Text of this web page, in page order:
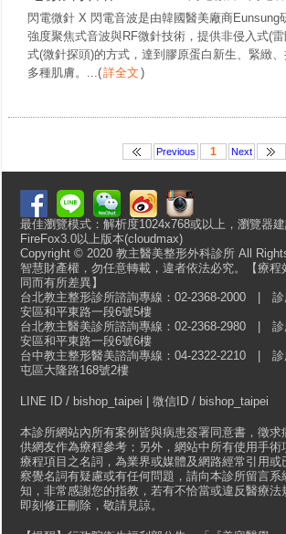
閃電微針 X 閃電音波是由韓國醫美廠商Eunsung
強度聚焦式音波與RF微針技術，提供非侵入式(
式(微針探頭)的方式，達到膠原蛋白新生、緊緻
多種肌膚。...(詳全文 )
Previous 1 Next
最佳瀏覽模式：解析度1024x768或以上，瀏覽器
FireFox3.0以上版本(cloudmax)
Copyright © 2020 教主醫美整形外科診所 All
智慧財產權，勿任意轉載，違者依法必究。【療程
同而有所差異】
台北教主整形診所諮詢專線：02-2368-2000 | 診
安區和平東路一段6號5樓
台北教主醫美診所諮詢專線：02-2368-2980 | 診
安區和平東路一段6號6樓
台中教主整形醫美諮詢專線：04-2322-2210 | 診
屯區大隆路168號2樓
LINE ID / bishop_taipei | 微信ID / bishop_taipei
本診所網站內所有案例皆與病患簽署同意書，徵求
供網友作為療程參考；另外，網站中所有使用手術
療程項目之名詞，為業界或媒體及網路經常引用
察覺名詞有疑慮或有任何問題，請向本診所留言系
知，非常感謝您的指教，若有不恰當或違反醫療法
即刻修正刪除，敬請見諒。